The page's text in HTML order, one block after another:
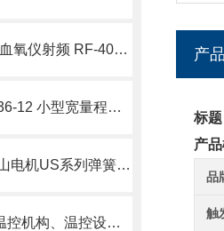
TORAY东丽氧化锆血氧仪射频 RF-400-01特点及应用
KIKUSUI菊水 PAV36-12 小型宽量程直流电源 简介
日本SUGIYAMA杉山电机US系列弹簧传感器北崎热卖
什么是温度控制？温控机构、温控设备及材料的种类
产
标
产
品
触